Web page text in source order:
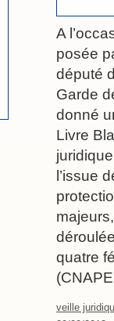
A
posée
député
Garde
donné
Livre
l’issue
quatre
veille